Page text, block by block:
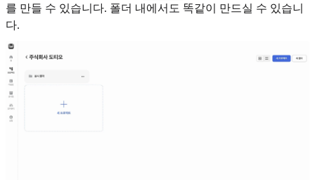
를 만들 수 있습니다. 폴더 내에서도 똑같이 만드실 수 있습니
다.